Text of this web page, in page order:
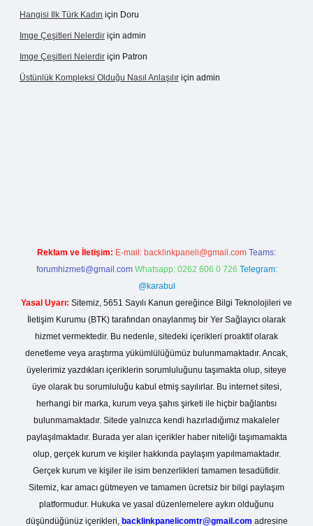
Hangisi Ilk Türk Kadın için Doru
Imge Çeşitleri Nelerdir için admin
Imge Çeşitleri Nelerdir için Patron
Üstünlük Kompleksi Olduğu Nasıl Anlaşılır için admin
Reklam ve İletişim: E-mail: backlinkpaneli@gmail.com Teams:
forumhizmeti@gmail.com Whatsapp: 0262 606 0 726 Telegram:
@karabul
Yasal Uyarı: Sitemiz, 5651 Sayılı Kanun gereğince Bilgi Teknolojileri ve
İletişim Kurumu (BTK) tarafından onaylanmış bir Yer Sağlayıcı olarak
hizmet vermektedir. Bu nedenle, sitedeki içerikleri proaktif olarak
denetleme veya araştırma yükümlülüğümüz bulunmamaktadır. Ancak,
üyelerimiz yazdıkları içeriklerin sorumluluğunu taşımakta olup, siteye
üye olarak bu sorumluluğu kabul etmiş sayılırlar. Bu internet sitesi,
herhangi bir marka, kurum veya şahıs şirketi ile hiçbir bağlantısı
bulunmamaktadır. Sitede yalnızca kendi hazırladığımız makaleler
paylaşılmaktadır. Burada yer alan içerikler haber niteliği taşımamakta
olup, gerçek kurum ve kişiler hakkında paylaşım yapılmamaktadır.
Gerçek kurum ve kişiler ile isim benzerlikleri tamamen tesadüfidir.
Sitemiz, kar amacı gütmeyen ve tamamen ücretsiz bir bilgi paylaşım
platformudur. Hukuka ve yasal düzenlemelere aykırı olduğunu
düşündüğünüz içerikleri, backlinkpanelicomtr@gmail.com adresine